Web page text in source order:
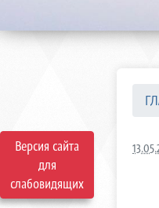
Версия сайта
для
слабовидящих